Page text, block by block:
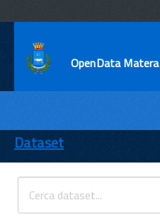
OpenData Matera
ENTI
TEMI
INFORMAZIONI
Dataset